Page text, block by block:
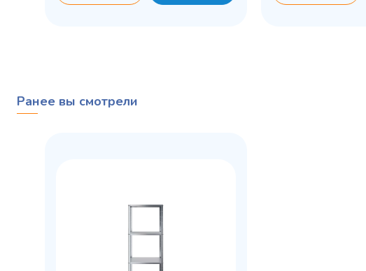
Ранее вы смотрели